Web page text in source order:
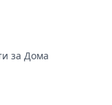
за Дома